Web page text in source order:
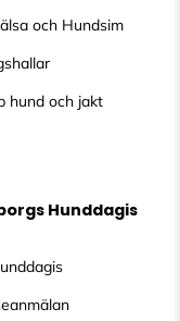
och Hundsim
hund och jakt
Hunddagis